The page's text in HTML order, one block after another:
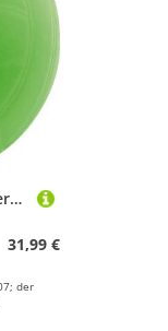
Togu Volleyball "Colibri Supersoft", Grün
31,99 €
der